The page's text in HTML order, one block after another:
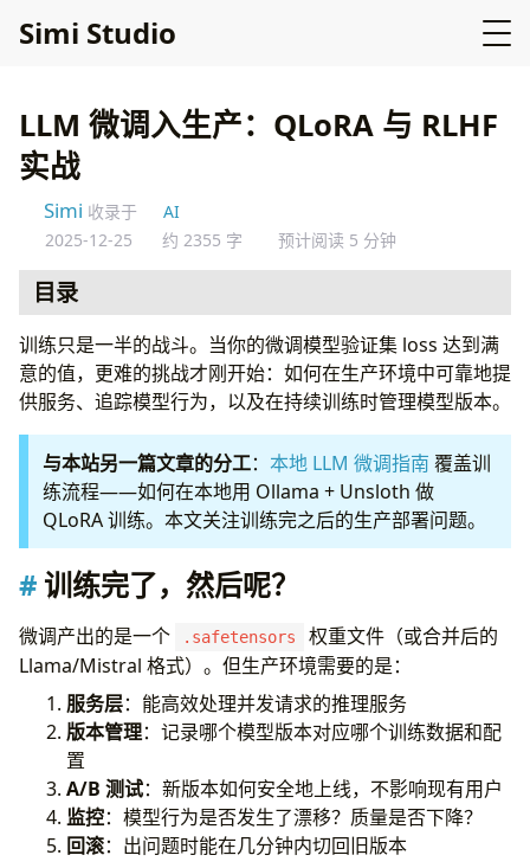
Simi Studio
LLM 微调入生产：QLoRA 与 RLHF
实战
Simi 收录于
AI
2025-12-25
约 2355 字 预计阅读 5 分钟
目录
训练完了，然后呢？
模型服务层
选项一：vLLM（GPU 服务首选）
选项三：HuggingFace Inference Endpoints
模型版本管理
用 MLflow 追踪版本
用 W&B Model Registry
Shadow Mode（影子模式）
RLHF 在生产中的实践
收集生产偏好数据
监控与回滚
质量监控
漂移检测
回滚预案
训练只是一半的战斗。当你的微调模型验证集 loss 达到满
意的值，更难的挑战才刚开始：如何在生产环境中可靠地提
供服务、追踪模型行为，以及在持续训练时管理模型版本。
与本站另一篇文章的分工： 本地 LLM 微调指南 覆盖训
练流程——如何在本地用 Ollama + Unsloth 做
QLoRA 训练。本文关注训练完之后的生产部署问题。
训练完了，然后呢？
微调产出的是一个 .safetensors
权重文件（或合并后的
Llama/Mistral 格式）。但生产环境需要的是：
服务层：能高效处理并发请求的推理服务
版本管理：记录哪个模型版本对应哪个训练数据和配
置
A/B 测试：新版本如何安全地上线，不影响现有用户
监控：模型行为是否发生了漂移？质量是否下降？
回滚：出问题时能在几分钟内切回旧版本